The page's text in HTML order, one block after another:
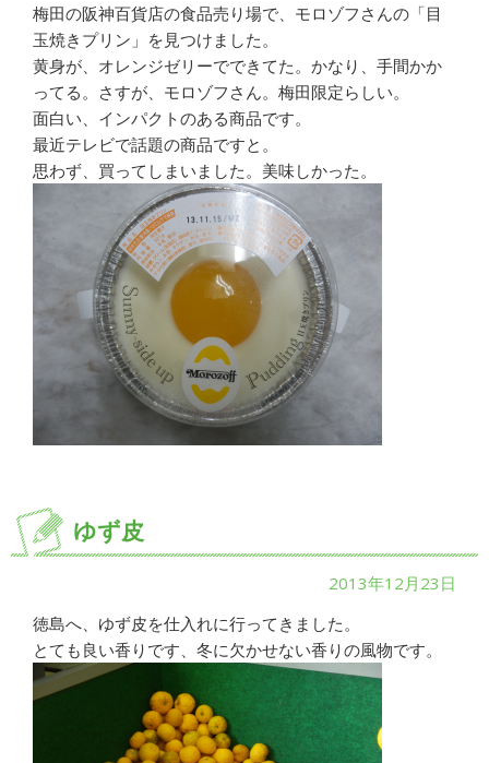
梅田の阪神百貨店の食品売り場で、モロゾフさんの「目
玉焼きプリン」を見つけました。
黄身が、オレンジゼリーでできてた。かなり、手間かか
ってる。さすが、モロゾフさん。梅田限定らしい。
面白い、インパクトのある商品です。
最近テレビで話題の商品ですと。
思わず、買ってしまいました。美味しかった。
ゆず皮
2013年12月23日
徳島へ、ゆず皮を仕入れに行ってきました。
とても良い香りです、冬に欠かせない香りの風物です。